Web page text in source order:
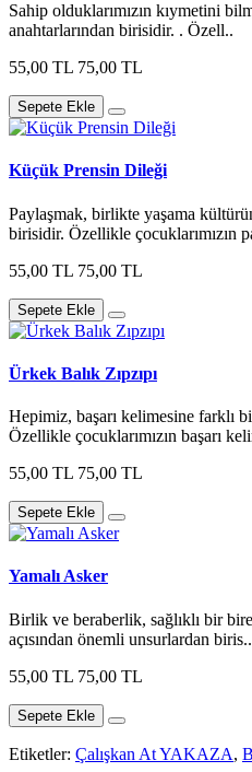
Sahip olduklarımızın kıymetini
anahtarlarından birisidir. . Özell..
55,00 TL 75,00 TL
Sepete Ekle
Küçük Prensin Dileği
Paylaşmak, birlikte yaşama
birisidir. Özellikle çocuklarımızın
55,00 TL 75,00 TL
Sepete Ekle
Ürkek Balık Zıpzıpı
Hepimiz, başarı kelimesine farklı
Özellikle çocuklarımızın başarı
55,00 TL 75,00 TL
Sepete Ekle
Yamalı Asker
Birlik ve beraberlik, sağlıklı bir
açısından önemli unsurlardan biris..
55,00 TL 75,00 TL
Sepete Ekle
Etiketler: Çalışkan At YAKAZA,